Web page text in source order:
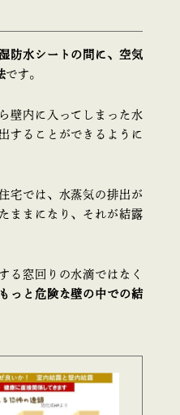
防水シートの間に、空気
です。
壁内に入ってしまった水
することができるように
宅では、水蒸気の排出が
ままになり、それが結露
る窓回りの水滴ではなく
っと危険な壁の中での結